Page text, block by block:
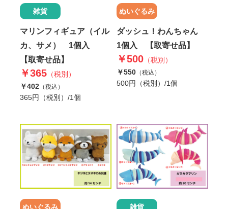
雑貨
マリンフィギュア（イル
カ、サメ） 1個入
【取寄せ品】
￥365 （税別）
￥402 （税込）
365円（税別）/1個
ぬいぐるみ
ダッシュ！わんちゃん
1個入 【取寄せ品】
￥500 （税別）
￥550 （税込）
500円（税別）/1個
ぬいぐるみ 雑貨